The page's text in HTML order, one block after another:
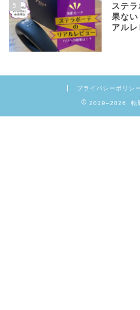
5
ステ
果ない
アル
プライバシーポリシー
2019–2026 転